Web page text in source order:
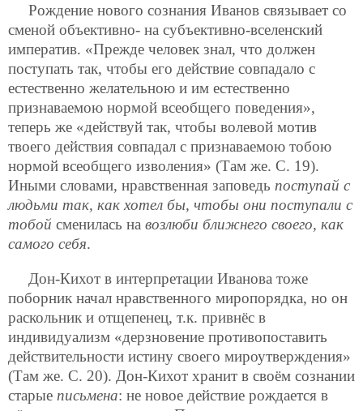
Рождение нового сознания Иванов связывает со
сменой объективно- на субъективно-вселенский
императив. «Прежде человек знал, что должен
поступать так, чтобы его действие совпадало с
естественно желательною и им естественно
признаваемою нормой всеобщего поведения»,
теперь же «действуй так, чтобы волевой мотив
твоего действия совпадал с признаваемою тобою
нормой всеобщего изволения» (Там же. С. 19).
Иными словами, нравственная заповедь поступай с
людьми так, как хотел бы, чтобы они поступали с
тобой сменилась на возлюби ближнего своего, как
самого себя.
Дон-Кихот в интерпретации Иванова тоже
поборник начал нравственного миропорядка, но он
раскольник и отщепенец, т.к. привнёс в
индивидуализм «дерзновение противопоставить
действительности истину своего мироутверждения»
(Там же. С. 20). Дон-Кихот хранит в своём сознании
старые письмена: не новое действие рождается в